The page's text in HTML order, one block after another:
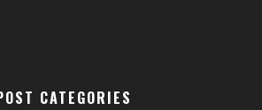
CATEGORIES